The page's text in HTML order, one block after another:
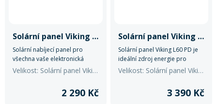
Solární panel Viking SP30W
Solární nabíjecí panel pro
všechna vaše elektronická
zařízení.
Velikost: Solární panel Viking SP30W
2 290 Kč
Solární panel Viking L60 PD
Solární panel Viking L60 PD je
ideální zdroj energie pro
všechny, kteří chtějí nabíjet
zařízení rychle, bezpečně a
Velikost: Solární panel Viking L60 PD
3 390 Kč